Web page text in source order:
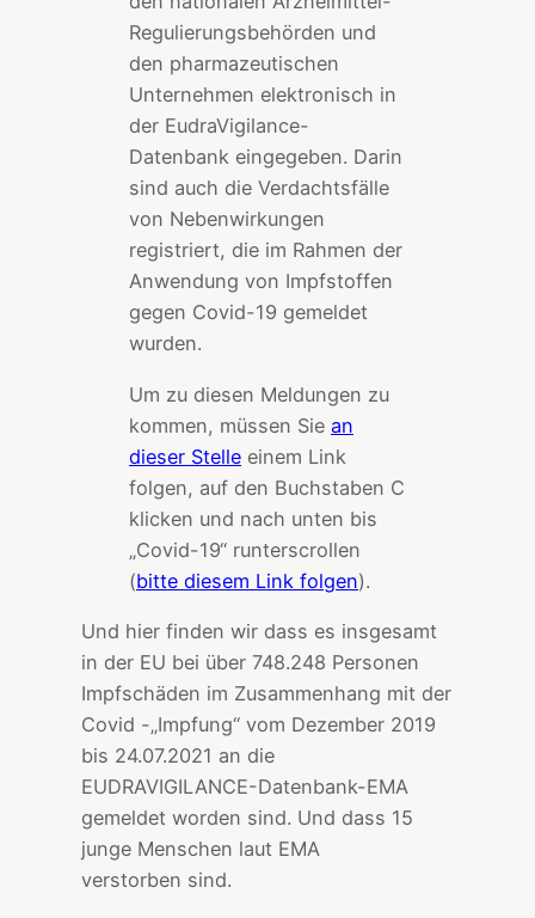
Regulierungsbehörden und
den pharmazeutischen
Unternehmen elektronisch in
der EudraVigilance-
Datenbank eingegeben. Darin
sind auch die Verdachtsfälle
von Nebenwirkungen
registriert, die im Rahmen der
Anwendung von Impfstoffen
gegen Covid-19 gemeldet
wurden.
Um zu diesen Meldungen zu
kommen, müssen Sie an
dieser Stelle einem Link
folgen, auf den Buchstaben C
klicken und nach unten bis
„Covid-19“ runterscrollen
(bitte diesem Link folgen).
Und hier finden wir dass es insgesamt
in der EU bei über 748.248 Personen
Impfschäden im Zusammenhang mit der
Covid -„Impfung“ vom Dezember 2019
bis 24.07.2021 an die
EUDRAVIGILANCE-Datenbank-EMA
gemeldet worden sind. Und dass 15
junge Menschen laut EMA
verstorben sind.